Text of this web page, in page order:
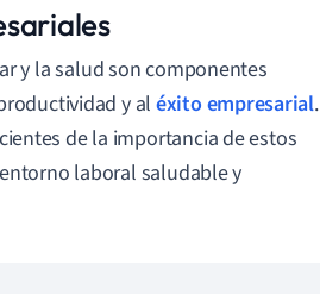
y la salud son componentes
y al éxito empresarial.
de la importancia de estos
laboral saludable y